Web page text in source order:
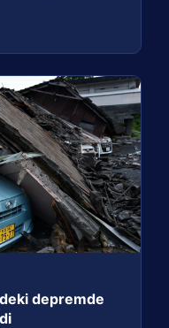
depremde